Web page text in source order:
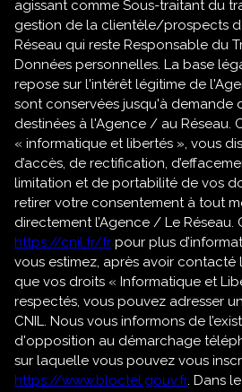
agissant comme Sous-traitant du
gestion de la clientèle/prospects
Réseau qui reste Responsable du
Données personnelles. La base
repose sur l'intérêt légitime de
sont conservées jusqu'à demande
destinées à l'Agence / au Réseau.
« informatique et libertés », vous
d’accès, de rectification,
limitation et de portabilité de vos
retirer votre consentement à tout
directement l’Agence / Le Réseau.
https://cnil.fr/fr pour plus
vous estimez, après avoir contacté
que vos droits « Informatique et
respectés, vous pouvez adresser
CNIL. Nous vous informons de
d'opposition au démarchage
sur laquelle vous pouvez vous
https://www.bloctel.gouv.fr. Dans